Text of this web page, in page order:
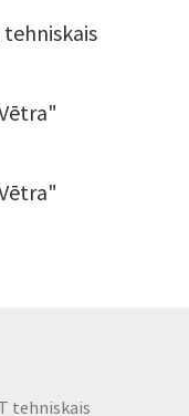
tehniskais
tehniskais